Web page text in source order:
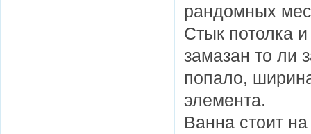
рандомных
Стык потолка
замазан то ли
попало,
элемента.
Ванна стоит